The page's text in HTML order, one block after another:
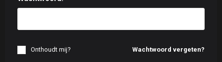
Wachtwoord vergeten?
Onthoudt mij?